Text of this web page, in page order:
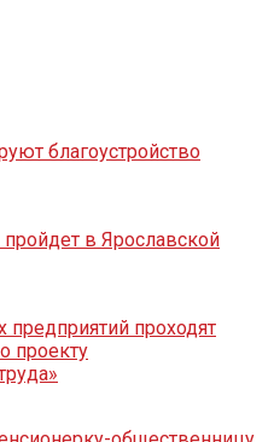
благоустройство
в Ярославской
предприятий проходят
проекту